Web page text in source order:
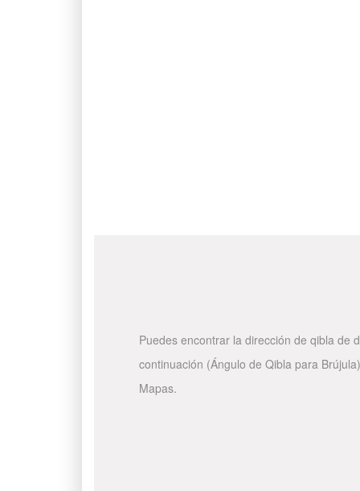
Puedes encontrar la dirección de qibla de
continuación (Ángulo de Qibla para
Mapas.